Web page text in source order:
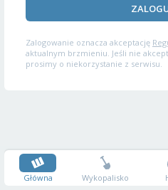
Zalogowanie oznacza akceptację
aktualnym brzmieniu. Jeśli nie
prosimy o niekorzystanie z serwisu.
Główna Wykopalisko